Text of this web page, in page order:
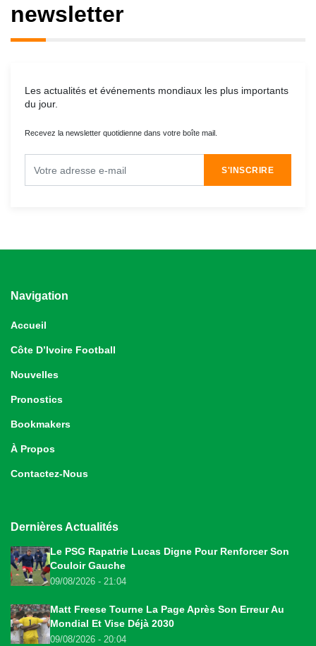
newsletter
Les actualités et événements mondiaux les plus importants
du jour.
Recevez la newsletter quotidienne dans votre boîte mail.
S'INSCRIRE
Navigation
Accueil
Côte D’Ivoire Football
Nouvelles
Pronostics
Bookmakers
À Propos
Contactez-Nous
Dernières Actualités
Le PSG Rapatrie Lucas Digne Pour Renforcer Son
Couloir Gauche
09/08/2026 - 21:04
Matt Freese Tourne La Page Après Son Erreur Au
Mondial Et Vise Déjà 2030
09/08/2026 - 20:04